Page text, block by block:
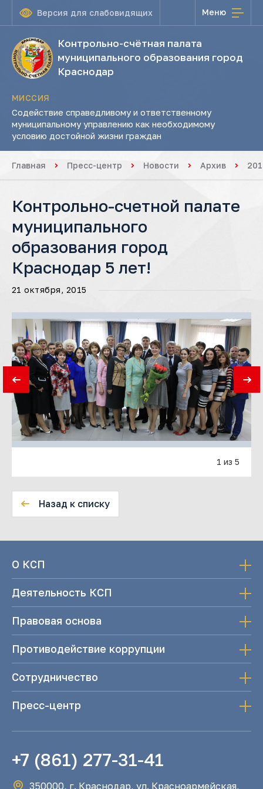
Версия для слабовидящих Меню
Контрольно-счётная палата
муниципального образования город
Краснодар
МИССИЯ
Содействие справедливому и ответственному
муниципальному управлению как необходимому
условию достойной жизни граждан
Главная Пресс-центр Новости Архив
Контрольно-счетной палате
муниципального
образования город
Краснодар 5 лет!
21 октября, 2015
1 из 5
Назад к списку
О КСП
Деятельность КСП
Правовая основа
Противодействие коррупции
Сотрудничество
Пресс-центр
+7 (861) 277-31-41
350000, г. Краснодар, ул. Красноармейская,